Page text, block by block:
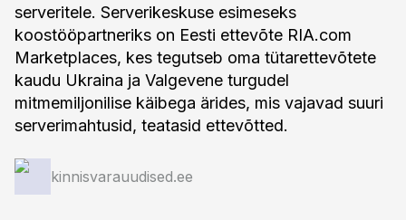
serveritele. Serverikeskuse esimeseks
koostööpartneriks on Eesti ettevõte RIA.com
Marketplaces, kes tegutseb oma tütarettevõtete
kaudu Ukraina ja Valgevene turgudel
mitmemiljonilise käibega ärides, mis vajavad suuri
serverimahtusid, teatasid ettevõtted.
kinnisvarauudised.ee